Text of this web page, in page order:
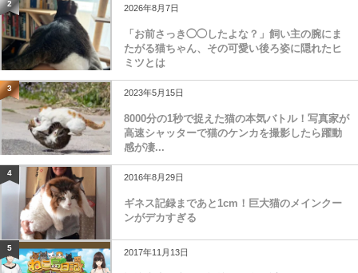
2 2026年8月7日
「お前さっき◯◯したよな？」飼い主の腕にま
たがる猫ちゃん、その可愛い後ろ姿に隠れたヒ
ミツとは
3 2023年5月15日
8000分の1秒で捉えた猫の本気バトル！写真家が
高速シャッターで猫のケンカを撮影したら躍動
感が凄...
4 2016年8月29日
ギネス記録まであと1cm！巨大猫のメインクー
ンがデカすぎる
5 2017年11月13日